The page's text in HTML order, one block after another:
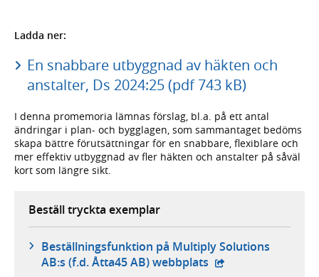
Ladda ner:
En snabbare utbyggnad av häkten och
anstalter, Ds 2024:25 (pdf 743 kB)
I denna promemoria lämnas förslag, bl.a. på ett antal
ändringar i plan- och bygglagen, som sammantaget bedöms
skapa bättre förutsättningar för en snabbare, flexiblare och
mer effektiv utbyggnad av fler häkten och anstalter på såväl
kort som längre sikt.
Beställ tryckta exemplar
Beställningsfunktion på Multiply Solutions
AB:s (f.d. Åtta45 AB) webbplats - extern webbplats,